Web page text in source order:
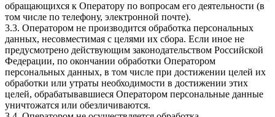
обращающихся к Оператору по вопросам его деятельности (в
том числе по телефону, электронной почте).
3.3. Оператором не производится обработка персональных
данных, несовместимая с целями их сбора. Если иное не
предусмотрено действующим законодательством Российской
Федерации, по окончании обработки Оператором
персональных данных, в том числе при достижении целей их
обработки или утраты необходимости в достижении этих
целей, обрабатывавшиеся Оператором персональные данные
уничтожатся или обезличиваются.